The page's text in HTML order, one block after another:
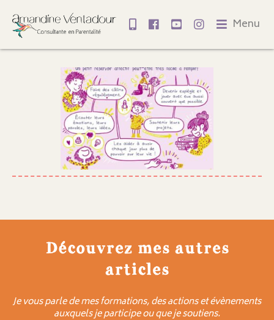
Menu
Découvrez mes autres
articles
Je vous parle de mes formations, des actions et évènements
auxquels je participe ou que je soutiens.